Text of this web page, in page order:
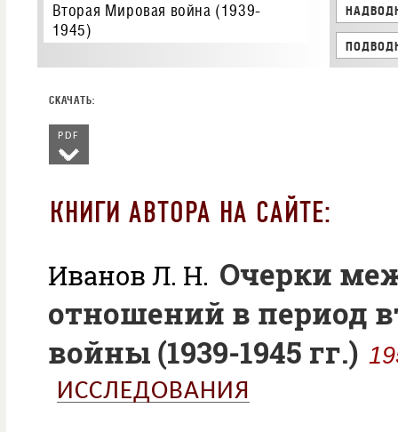
Вторая Мировая война (1939-
1945)
PDF
КНИГИ АВТОРА НА САЙТЕ:
Иванов Л. Н. Очерки
отношений в период
войны (1939-1945 гг.)
ИССЛЕДОВАНИЯ